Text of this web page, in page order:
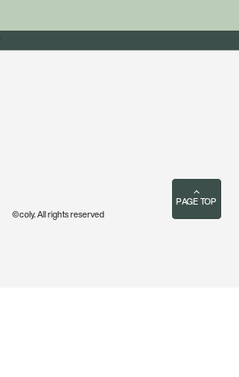
PAGE TOP
©coly. All rights reserved